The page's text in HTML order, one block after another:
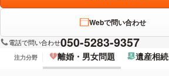
Webで問い合わせ
電話で問い合わせ050-5283-9357
注力分野 離婚・男女問題 遺産相続